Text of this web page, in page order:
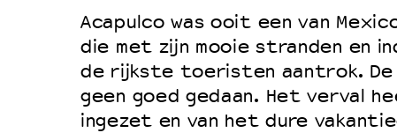
EDUCATIE
Schoolvoorstellingen
Filmprogramma’s Primair Onderwijs
Acapulco was ooit een van
die met zijn mooie stranden en
de rijkste toeristen aantrok.
geen goed gedaan. Het verval
ingezet en van het dure